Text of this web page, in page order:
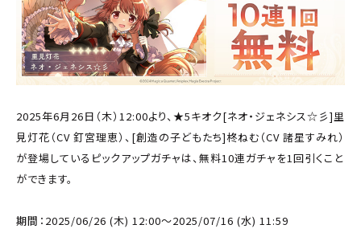
2025年6月26日（木）12:00より、★5キオク[ネオ・ジェネシス☆彡]里
見灯花（CV 釘宮理恵）、[創造の子どもたち]柊ねむ（CV 諸星すみれ）
が登場しているピックアップガチャは、無料10連ガチャを1回引くこと
ができます。
期間：2025/06/26 (木) 12:00～2025/07/16 (水) 11:59